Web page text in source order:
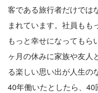
客である旅行者だけでは
まれています。社員もも
もっと幸せになってもら
ヶ月の休みに家族や友人
る楽しい思い出が人生の
40年働いたとしたら、40